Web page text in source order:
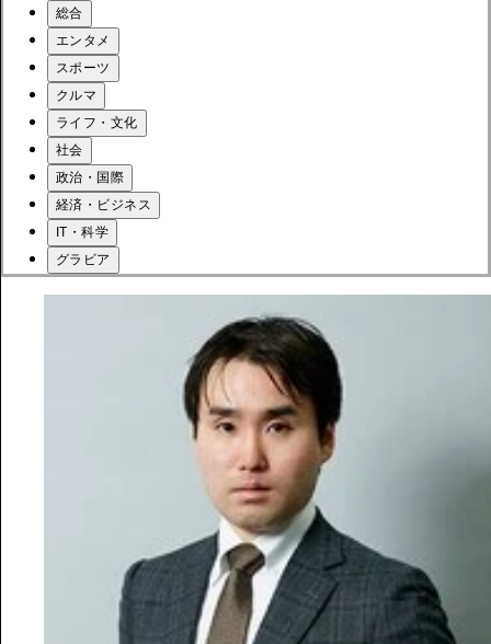
総合
エンタメ
スポーツ
クルマ
ライフ・文化
社会
政治・国際
経済・ビジネス
IT・科学
グラビア